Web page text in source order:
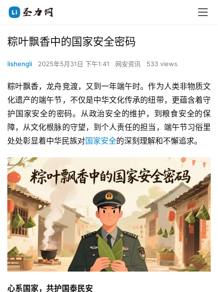
粽叶飘香中的国家安全密码
lishengli 2025年5月31日 下午1:41 网安资讯 533 views
粽叶飘香，龙舟竞渡，又到一年端午时。作为人类非物质文
化遗产的端午节，不仅是中华文化传承的纽带，更蕴含着守
护国家安全的密码。从政治安全的维护，到粮食安全的保
障，从文化根脉的守望，到个人责任的担当，端午节习俗里
处处彰显着中华民族对国家安全的深刻理解和不懈追求。
心系国家，共护国泰民安